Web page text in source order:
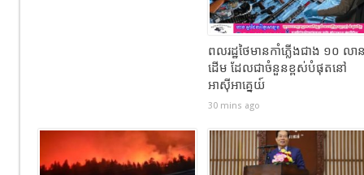
ពលរដ្ឋថៃមានកាំភ្លើងជាង ១០ លា
ដើម ដែលជាចំនួនខ្ពស់បំផុតនៅ
អាស៊ីអាគ្នេយ៍
30 mins ago